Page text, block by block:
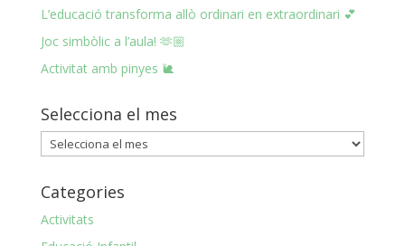
L’educació transforma allò ordinari en extraordinari 💕
Joc simbòlic a l’aula! 🫶🏼
Activitat amb pinyes 🐌
Selecciona el mes
Selecciona
el
Categories
Activitats